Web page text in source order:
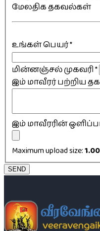
மேலதிக தகவல்கள்
உங்கள் பெயர்*
மின்னஞ்சல் முகவரி*
இம் மாவீரர் பற்றிய
இம் மாவீரரின்
Maximum upload size:
SEND